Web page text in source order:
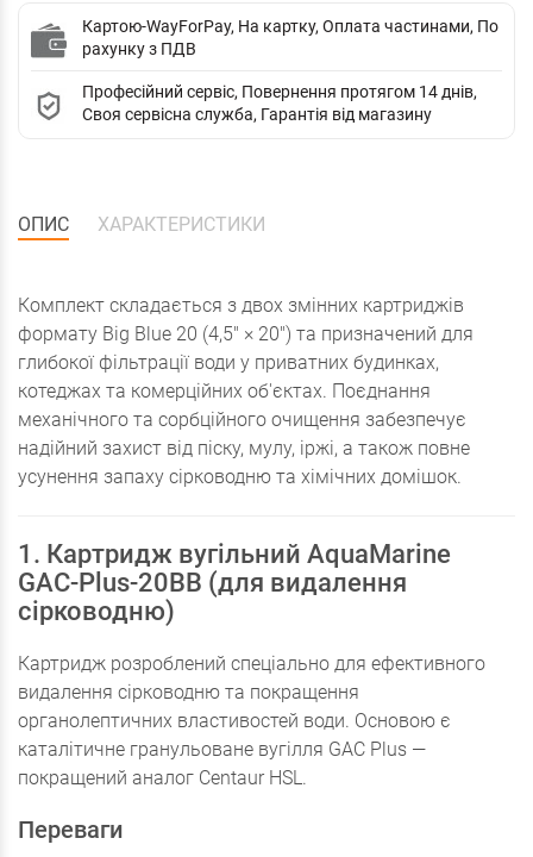
Картою-WayForPay, На картку, Оплата частинами, По
рахунку з ПДВ
Професійний сервіс, Повернення протягом 14 днів,
Своя сервісна служба, Гарантія від магазину
ОПИС ХАРАКТЕРИСТИКИ
Комплект складається з двох змінних картриджів
формату Big Blue 20 (4,5" × 20") та призначений для
глибокої фільтрації води у приватних будинках,
котеджах та комерційних об'єктах. Поєднання
механічного та сорбційного очищення забезпечує
надійний захист від піску, мулу, іржі, а також повне
усунення запаху сірководню та хімічних домішок.
1. Картридж вугільний AquaMarine
GAC-Plus-20BB (для видалення
сірководню)
Картридж розроблений спеціально для ефективного
видалення сірководню та покращення
органолептичних властивостей води. Основою є
каталітичне гранульоване вугілля GAC Plus —
покращений аналог Centaur HSL.
Переваги